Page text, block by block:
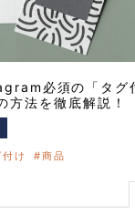
必須の「タグ
方法を徹底解説！
け 商品